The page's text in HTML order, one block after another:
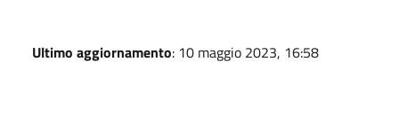
Ultimo aggiornamento: 10 maggio 2023, 16:58